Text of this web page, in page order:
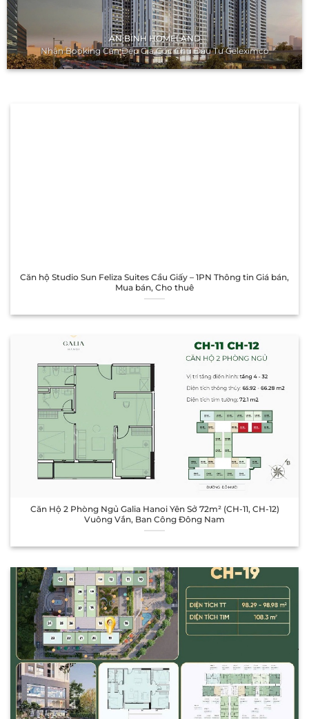
AN BÌNH HOMELAND
Nhận Booking Căn Đẹp Gia Gốc Chủ Đầu Tư Geleximco
Căn hộ Studio Sun Feliza Suites Cầu Giấy – 1PN Thông tin Giá bán,
Mua bán, Cho thuê
Căn Hộ 2 Phòng Ngủ Galia Hanoi Yên Sở 72m² (CH-11, CH-12)
Vuông Vắn, Ban Công Đông Nam